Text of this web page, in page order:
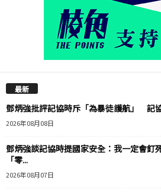
最新
鄧炳強批評記協時斥「為暴徒護航」 記
2026年08月08日
鄧炳強談記協時提國家安全：我一定會
「零...
2026年08月07日